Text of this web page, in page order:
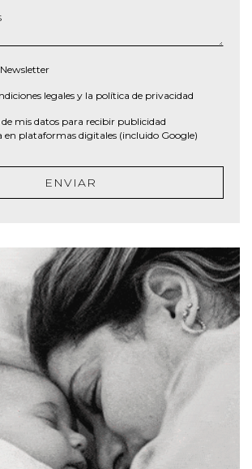
Newsletter
legales y la política de privacidad
mis datos para recibir publicidad
en plataformas digitales (incluido Google)
ENVIAR